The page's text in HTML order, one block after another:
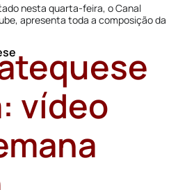
nesta quarta-feira, o Canal
apresenta toda a composição da
vídeo